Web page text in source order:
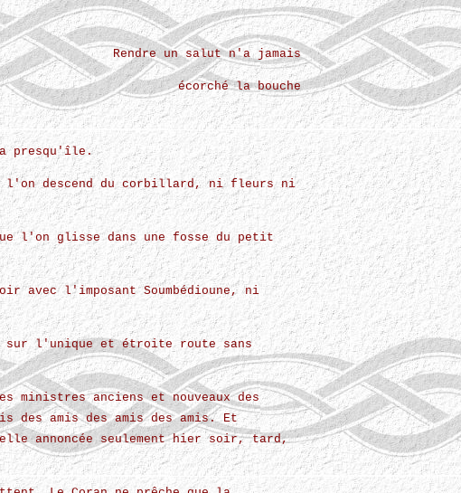
Rendre un salut n'a jamais
écorché la bouche
la presqu'île.
l'on descend du corbillard, ni fleurs ni
l'on glisse dans une fosse du petit
l'imposant Soumbédioune, ni
sur l'unique et étroite route sans
ministres anciens et nouveaux des
des amis des amis des amis. Et
annoncée seulement hier soir, tard,